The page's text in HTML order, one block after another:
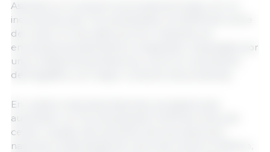
Asimismo, el consumo se proyecta al alza, con un
incremento del 4 %, alcanzando los 2,8 Mt de carne
de cerdo. El mercado porcino mexicano se
encuentra actualmente en expansión, impulsado por
una confluencia de factores, como el crecimiento
demográfico y el mayor consumo de proteínas.
En cuanto a las importaciones, se espera que
aumenten un 3 %, alcanzando 1,6 Mt de carne de
cerdo. A pesar del aumento de la producción
nacional, la demanda de carne de cerdo en México,